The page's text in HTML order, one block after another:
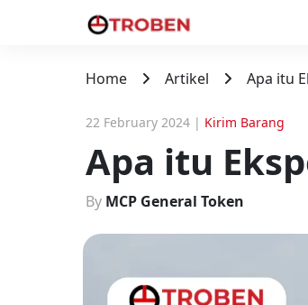
Home Artikel Apa itu
22 February 2024 | Kirim Barang
Apa itu
By MCP General Token